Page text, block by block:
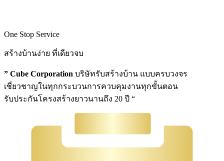
One Stop Service
สร้างบ้านง่าย ที่เดียวจบ
” Cube Corporation บริษัทรับสร้างบ้าน แบบครบวงจร
เชี่ยวชาญในทุกกระบวนการควบคุมงานทุกขั้นตอน
รับประกันโครงสร้างยาวนานถึง 20 ปี “